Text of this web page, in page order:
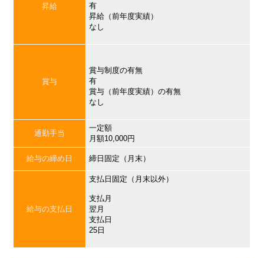
昇給
有
昇給（前年度実績）
なし
賞与
賞与制度の有無
有
賞与（前年度実績）の有無
なし
通勤手当
一定額
月額10,000円
給与の締め日 締日固定（月末）
給与の支払日
支払日固定（月末以外）
支払月
翌月
支払日
25日